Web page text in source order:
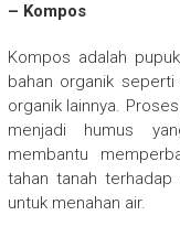
– Kompos
Kompos adalah
bahan organik
organik lainnya.
menjadi humus
membantu
tahan tanah
untuk menahan air.